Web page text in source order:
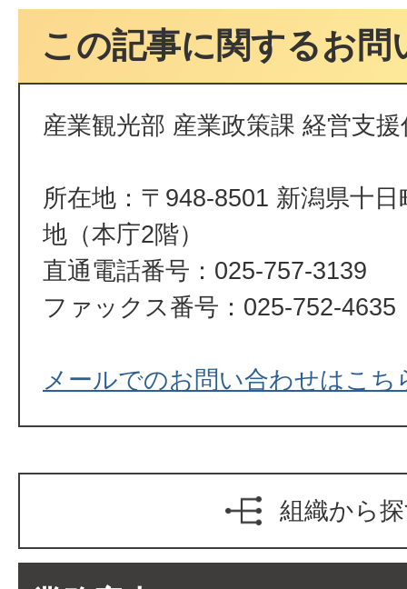
この記事に関するお問
産業観光部 産業政策課 経営支援
所在地：〒948-8501 新潟県十
地（本庁2階）
直通電話番号：025-757-3139
ファックス番号：025-752-4635
メールでのお問い合わせはこち
組織から